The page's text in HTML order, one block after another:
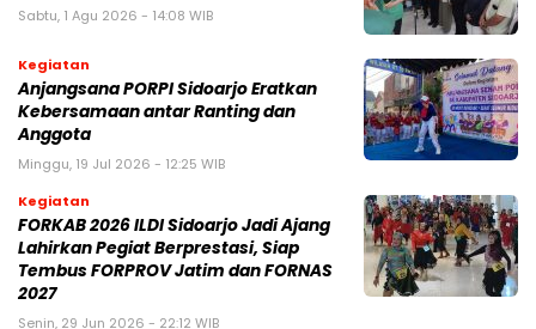
Sabtu, 1 Agu 2026 - 14:08 WIB
Kegiatan
Anjangsana PORPI Sidoarjo Eratkan
Kebersamaan antar Ranting dan
Anggota
Minggu, 19 Jul 2026 - 12:25 WIB
Kegiatan
FORKAB 2026 ILDI Sidoarjo Jadi Ajang
Lahirkan Pegiat Berprestasi, Siap
Tembus FORPROV Jatim dan FORNAS
2027
Senin, 29 Jun 2026 - 22:12 WIB